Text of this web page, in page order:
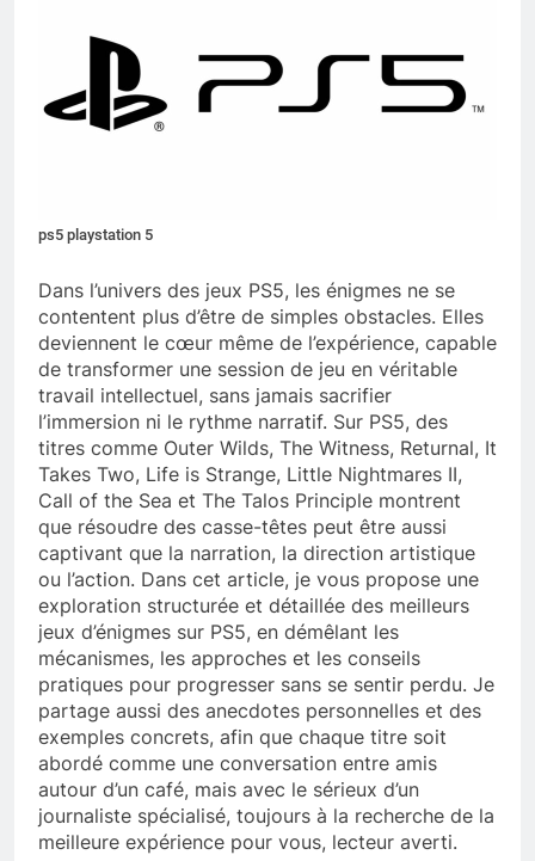
ps5 playstation 5
Dans l’univers des jeux PS5, les énigmes ne se
contentent plus d’être de simples obstacles. Elles
deviennent le cœur même de l’expérience, capable
de transformer une session de jeu en véritable
travail intellectuel, sans jamais sacrifier
l’immersion ni le rythme narratif. Sur PS5, des
titres comme Outer Wilds, The Witness, Returnal, It
Takes Two, Life is Strange, Little Nightmares II,
Call of the Sea et The Talos Principle montrent
que résoudre des casse-têtes peut être aussi
captivant que la narration, la direction artistique
ou l’action. Dans cet article, je vous propose une
exploration structurée et détaillée des meilleurs
jeux d’énigmes sur PS5, en démêlant les
mécanismes, les approches et les conseils
pratiques pour progresser sans se sentir perdu. Je
partage aussi des anecdotes personnelles et des
exemples concrets, afin que chaque titre soit
abordé comme une conversation entre amis
autour d’un café, mais avec le sérieux d’un
journaliste spécialisé, toujours à la recherche de la
meilleure expérience pour vous, lecteur averti.